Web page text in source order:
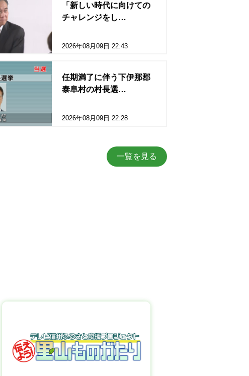
「新しい時代に向けての
チャレンジをし…
2026年08月09日 22:43
任期満了に伴う下伊那郡
泰阜村の村長選…
2026年08月09日 22:28
一覧を見る